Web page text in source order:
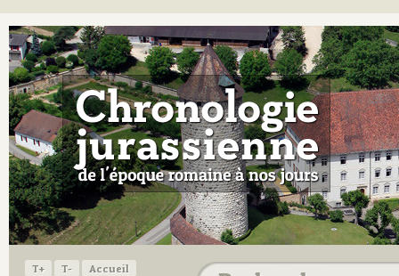
T+ T-
Accueil